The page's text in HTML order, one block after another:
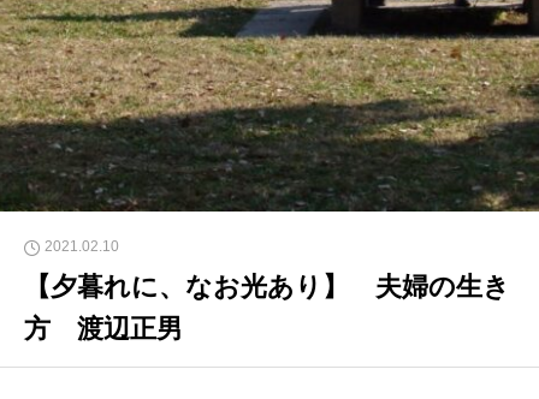
2021.02.10
【夕暮れに、なお光あり】 夫婦の生き
方 渡辺正男